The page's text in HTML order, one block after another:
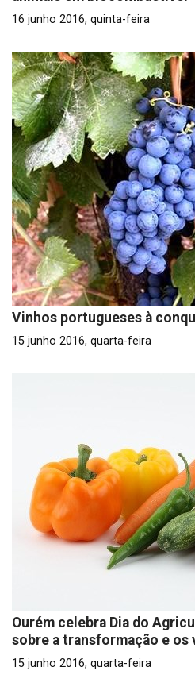
16 junho 2016, quinta-feira
Vinhos portugueses à
15 junho 2016, quarta-feira
Ourém celebra Dia do
sobre a transformação e os
15 junho 2016, quarta-feira